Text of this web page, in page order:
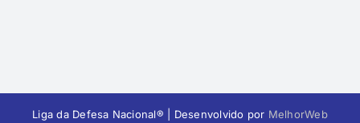
Liga da Defesa Nacional® | Desenvolvido por MelhorWeb